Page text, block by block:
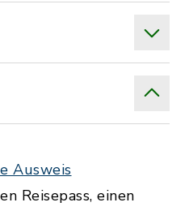
Ausweis
Reisepass, einen